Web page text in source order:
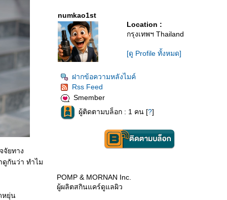
จัยทาง
ดูกันว่า ทำไม
หยุ่น
numkao1st
Location :
กรุงเทพฯ Thailand
[ดู Profile ทั้งหมด]
ฝากข้อความหลังไมค์
Rss Feed
Smember
ผู้ติดตามบล็อก : 1 คน [?]
POMP & MORNAN Inc.
ผู้ผลิตสกินแคร์ดูแลผิว